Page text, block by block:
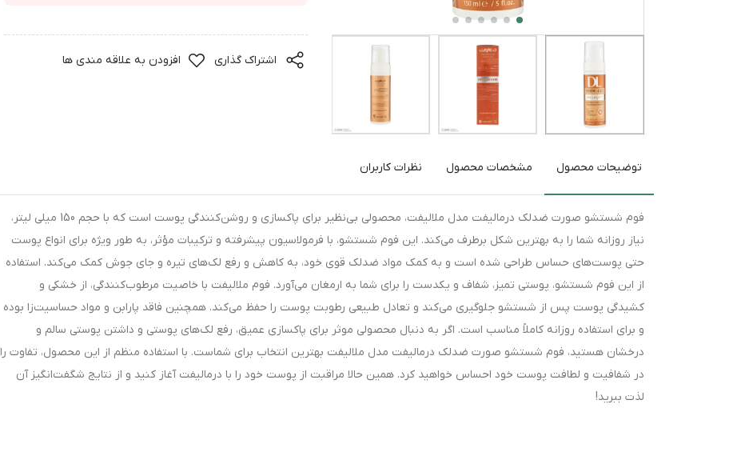
اشتراک گذاری افزودن به علاقه مندی ها
توضیحات محصول مشخصات محصول نظرات کاربران
فوم شستشو صورت ضدلک درمالیفت مدل ملالیفت، محصولی بی‌نظیر برای پاکسازی و روشن‌کنندگی پوست است که با حجم 150 میلی لیتر،
نیاز روزانه شما را به بهترین شکل برطرف می‌کند. این فوم شستشو، با فرمولاسیون پیشرفته و ترکیبات مؤثر، به طور ویژه برای انواع پوست
حتی پوست‌های حساس طراحی شده است و به کمک مواد ضدلک قوی خود، به کاهش و رفع لک‌های تیره و جای جوش کمک می‌کند. استفاده
از این فوم شستشو، پوستی تمیز، شفاف و یکدست را برای شما به ارمغان می‌آورد. فوم ملالیفت با خاصیت مرطوب‌کنندگی، از خشکی و
کشیدگی پوست پس از شستشو جلوگیری می‌کند و تعادل طبیعی رطوبت پوست را حفظ می‌کند. همچنین فاقد پارابن و مواد حساسیت‌زا بوده
و برای استفاده روزانه کاملاً مناسب است. اگر به دنبال محصولی موثر برای پاکسازی عمیق، رفع لک‌های پوستی و داشتن پوستی سالم و
درخشان هستید، فوم شستشو صورت ضدلک درمالیفت مدل ملالیفت بهترین انتخاب برای شماست. با استفاده منظم از این محصول، تفاوت را
در شفافیت و لطافت پوست خود احساس خواهید کرد. همین حالا مراقبت از پوست خود را با درمالیفت آغاز کنید و از نتایج شگفت‌انگیز آن
لذت ببرید!